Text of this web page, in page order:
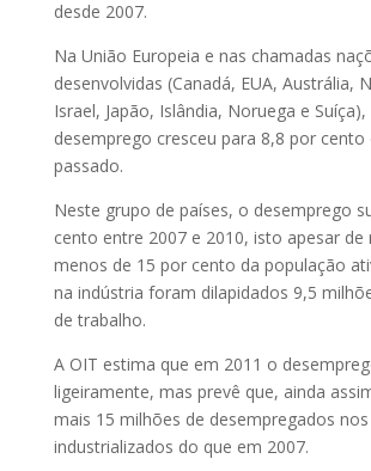
desde 2007.
Na União Europeia e nas chamadas
desenvolvidas (Canadá, EUA, Austrália,
Israel, Japão, Islândia, Noruega e
desemprego cresceu para 8,8 por cento
passado.
Neste grupo de países, o desemprego
cento entre 2007 e 2010, isto apesar de
menos de 15 por cento da população
na indústria foram dilapidados 9,5
de trabalho.
A OIT estima que em 2011 o
ligeiramente, mas prevê que, ainda
mais 15 milhões de desempregados nos
industrializados do que em 2007.